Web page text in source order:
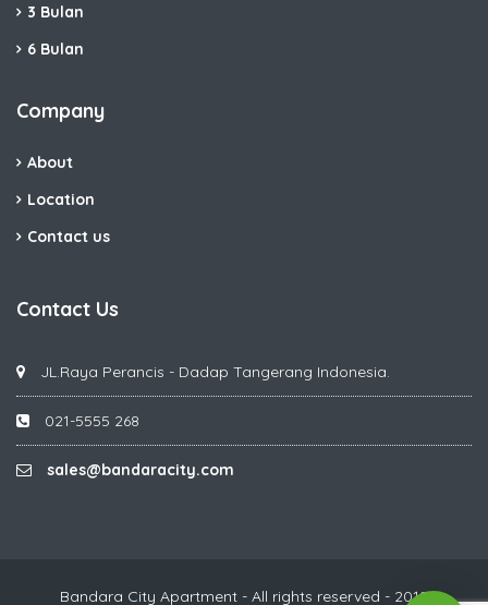
3 Bulan
6 Bulan
Company
About
Location
Contact us
Contact Us
JL.Raya Perancis - Dadap Tangerang Indonesia.
021-5555 268
sales@bandaracity.com
Bandara City Apartment - All rights reserved - 2019